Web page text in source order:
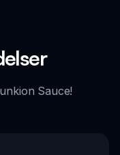
Sauce!